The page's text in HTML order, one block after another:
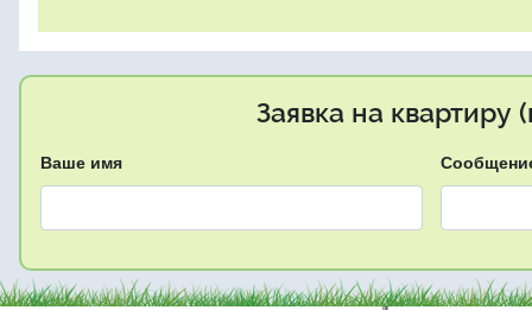
Заявка на квартиру
Ваше имя